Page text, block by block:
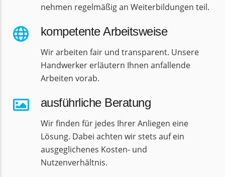
nehmen regelmäßig an Weiterbildungen teil.
kompetente Arbeitsweise
Wir arbeiten fair und transparent. Unsere
Handwerker erläutern Ihnen anfallende
Arbeiten vorab.
ausführliche Beratung
Wir finden für jedes Ihrer Anliegen eine
Lösung. Dabei achten wir stets auf ein
ausgeglichenes Kosten- und
Nutzenverhältnis.